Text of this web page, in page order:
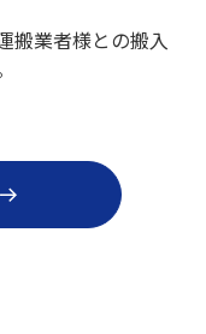
搬業者様との搬入